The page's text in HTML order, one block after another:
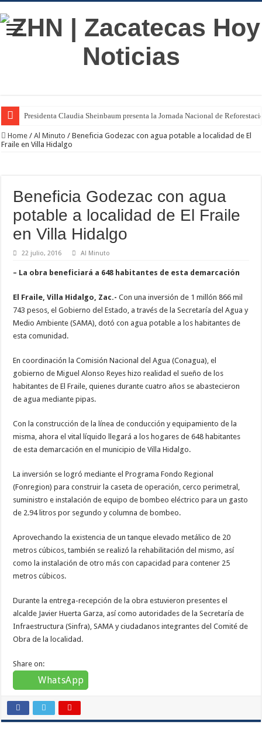
Presidenta Claudia Sheinbaum presenta la Jornada Nacional de
Home / Al Minuto / Beneficia Godezac con agua potable a localidad de El
Fraile en Villa Hidalgo
Beneficia Godezac con agua
potable a localidad de El Fraile
en Villa Hidalgo
22 julio, 2016 Al Minuto
– La obra beneficiará a 648 habitantes de esta demarcación
El Fraile, Villa Hidalgo, Zac.- Con una inversión de 1 millón 866 mil
743 pesos, el Gobierno del Estado, a través de la Secretaría del Agua y
Medio Ambiente (SAMA), dotó con agua potable a los habitantes de
esta comunidad.
En coordinación la Comisión Nacional del Agua (Conagua), el
gobierno de Miguel Alonso Reyes hizo realidad el sueño de los
habitantes de El Fraile, quienes durante cuatro años se abastecieron
de agua mediante pipas.
Con la construcción de la línea de conducción y equipamiento de la
misma, ahora el vital líquido llegará a los hogares de 648 habitantes
de esta demarcación en el municipio de Villa Hidalgo.
La inversión se logró mediante el Programa Fondo Regional
(Fonregion) para construir la caseta de operación, cerco perimetral,
suministro e instalación de equipo de bombeo eléctrico para un gasto
de 2.94 litros por segundo y columna de bombeo.
Aprovechando la existencia de un tanque elevado metálico de 20
metros cúbicos, también se realizó la rehabilitación del mismo, así
como la instalación de otro más con capacidad para contener 25
metros cúbicos.
Durante la entrega-recepción de la obra estuvieron presentes el
alcalde Javier Huerta Garza, así como autoridades de la Secretaría de
Infraestructura (Sinfra), SAMA y ciudadanos integrantes del Comité de
Obra de la localidad.
Share on:
WhatsApp